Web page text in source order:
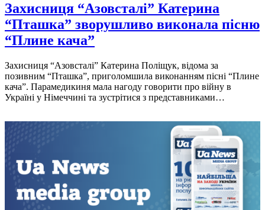
Захисниця “Азовсталі” Катерина
“Пташка” зворушливо виконала пісню
“Плине кача”
Захисниця “Азовсталi” Катерина Полiщук, вiдома за
позивним “Пташка”, приголомшила виконанням пiснi “Плине
кача”. Парамедикиня мала нагоду говорити про вiйну в
Українi у Нiмеччинi та зустрiтися з представниками…